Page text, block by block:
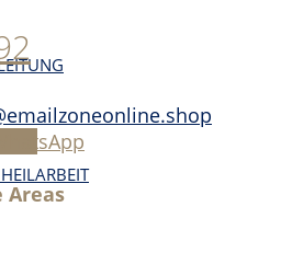
WhatsApp
Areas